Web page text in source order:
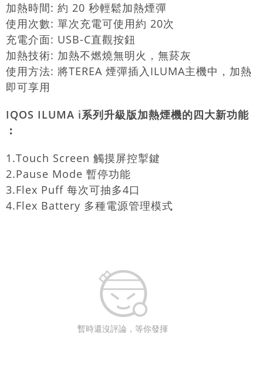
加熱時間: 約 20 秒輕鬆加熱煙彈
使用次數: 單次充電可使用約 20次
充電介面: USB-C直觀按鈕
加熱技術: 加熱不燃燒無明火，無菸灰
使用方法: 將TEREA 煙彈插入ILUMA主機中，加熱
即可享用
IQOS ILUMA i系列升級版加熱煙機的四大新功能
︰
1.Touch Screen 觸摸屏控掣鍵
2.Pause Mode 暫停功能
3.Flex Puff 每次可抽多4口
4.Flex Battery 多種電源管理模式
暫時還沒評論，等你發揮